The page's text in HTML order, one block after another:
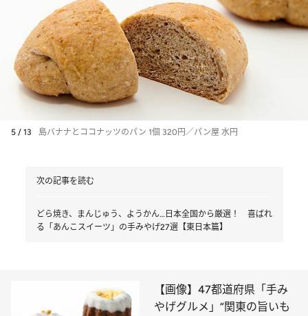
5 / 13 島バナナとココナッツのパン 1個 320円／パン屋 水円
次の記事を読む
どら焼き、まんじゅう、ようかん…日本全国から厳選！ 喜ばれ
る「あんこスイーツ」の手みやげ27選【東日本篇】
【画像】47都道府県「手み
やげグルメ」“関東の旨いも